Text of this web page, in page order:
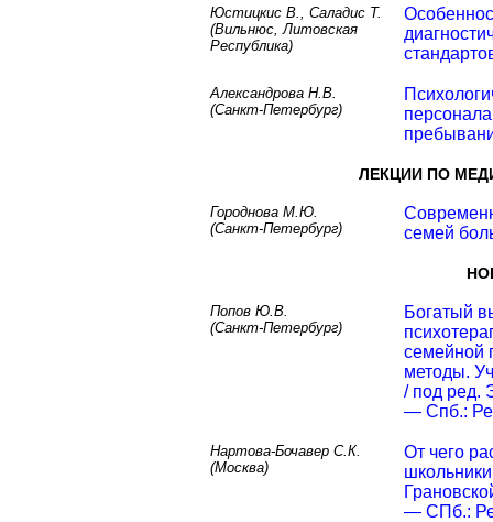
Юстицкис В., Саладис Т.
(Вильнюс, Литовская
Республика)
Александрова Н.В.
(Санкт-Петербург)
ЛЕКЦИИ ПО
Городнова М.Ю.
(Санкт-Петербург)
семей
Попов Ю.В.
(Санкт-Петербург)
Богатый
семейной
методы.
/ под ред.
— Спб.:
Нартова-Бочавер С.К.
(Москва)
От чего
— СПб.: